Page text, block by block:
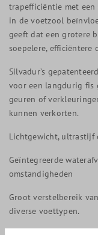
trapefficiëntie met een
in de voetzool
geeft dat een grotere
soepelere, efficiëntere
Silvadur’s
voor een langdurig fis
geuren of
kunnen verkorten.
Lichtgewicht, ultrastijf
Geïntegreerde
omstandigheden
Groot verstelbereik
diverse voettypen.